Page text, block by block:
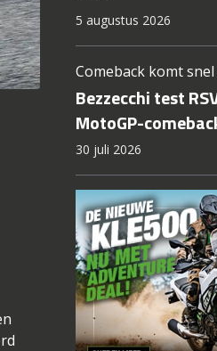
5 augustus 2026
Comeback komt
Bezzecchi test
MotoGP-
30 juli 2026